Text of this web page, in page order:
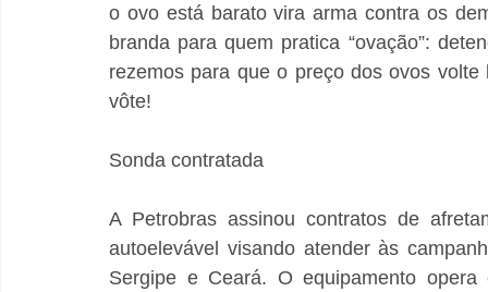
o ovo está barato vira arma contra os
branda para quem pratica “ovação”:
rezemos para que o preço dos ovos
vôte!
Sonda contratada
A Petrobras assinou contratos de
autoelevável visando atender às
Sergipe e Ceará. O equipamento